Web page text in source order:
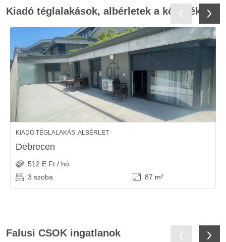
Kiadó téglalakások, albérletek a környékről
KIADÓ TÉGLALAKÁS, ALBÉRLET
Debrecen
512 E Ft / hó
3 szoba
87 m²
Falusi CSOK ingatlanok